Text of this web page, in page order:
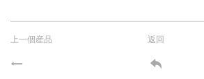
上一個産品 返回